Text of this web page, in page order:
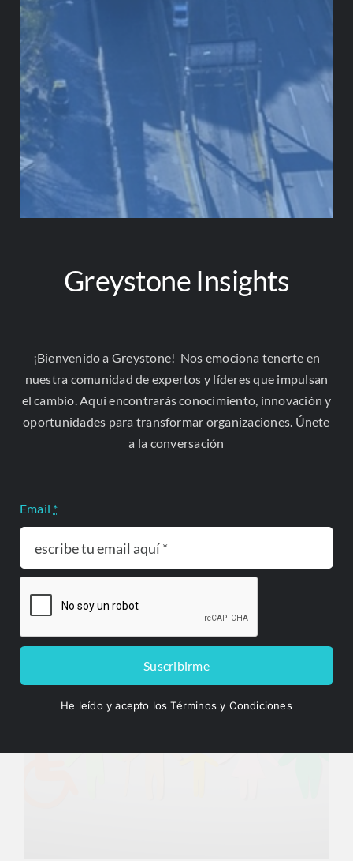
Gobernar la Inteligencia Artificial
antes de que ella nos gobierne
Francisco Quintana García, consultor senior de
Greystone, publicó en la Revista de la Barra Mexicana
un artículo sobre gobernanza de la IA frente a un vacío
regulatorio cada vez...
Doble nacionalidad presidencial: la
Corte abre debate
Entre el 28 de julio y el 03 de agosto, la Corte
Constitucional admitió tres nuevas demandas de
inconstitucionalidad Oficina de Prensa ...
Greystone Insights
¡Bienvenido a Greystone! Nos emociona tenerte en
nuestra comunidad de expertos y líderes que impulsan
el cambio. Aquí encontrarás conocimiento, innovación y
oportunidades para transformar organizaciones. Únete
a la conversación
Email *
Suscribirme
He leído y acepto los Términos y Condiciones